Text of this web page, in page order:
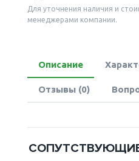
Для уточнения наличия и
менеджерами компании.
Описание
Отзывы (0)